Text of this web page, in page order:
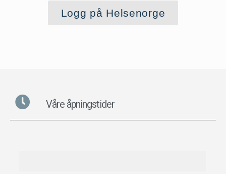
Logg på Helsenorge
Våre åpningstider